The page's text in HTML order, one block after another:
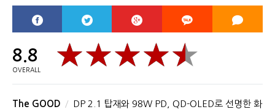
8.8
OVERALL
The GOOD
DP 2.1 탑재와 98W PD, QD-OLED로 선명한 화